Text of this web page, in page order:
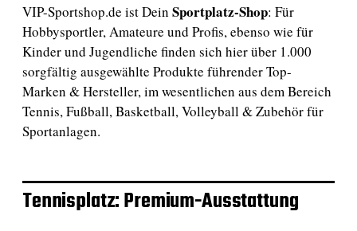
VIP-Sportshop.de ist Dein Sportplatz-Shop: Für
Hobbysportler, Amateure und Profis, ebenso wie für
Kinder und Jugendliche finden sich hier über 1.000
sorgfältig ausgewählte Produkte führender Top-
Marken & Hersteller, im wesentlichen aus dem Bereich
Tennis, Fußball, Basketball, Volleyball & Zubehör für
Sportanlagen.
Tennisplatz: Premium-Ausstattung